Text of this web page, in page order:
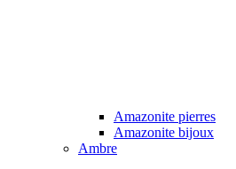
Amazonite pierres
Amazonite bijoux
Ambre